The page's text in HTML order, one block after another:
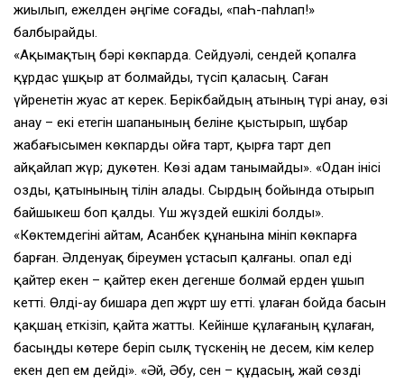
жиылып, ежелден әңгіме соғады, «паҺ-паһлап!»
балбырайды.
«Ақымақтың бәрі көкпарда. Сейдуәлі, сендей қопалға
құрдас ұшқыр ат болмайды, түсіп қаласың. Саған
үйренетін жуас ат керек. Берікбайдың атының түрі анау, өзі
анау – екі етегін шапанының беліне қыстырып, шұбар
жабағысымен көкпарды ойға тарт, қырға тарт деп
айқайлап жүр; дукөтен. Көзі адам танымайды». «Одан інісі
озды, қатынының тілін алады. Сырдың бойында отырып
байшыкеш боп қалды. Үш жүздей ешкілі болды».
«Көктемдегіні айтам, Асанбек құнанына мініп көкпарға
барған. Әлденуақ біреумен ұстасып қалғаны. Қопал еді
қайтер екен – қайтер екен дегенше болмай ерден ұшып
кетті. Өлді-ау бишара деп жұрт шу етті. Құлаған бойда басын
қақшаң еткізіп, қайта жатты. Кейінше құлағаның құлаған,
басыңды көтере беріп сылқ түскенің не десем, кім келер
екен деп ем дейді». «Әй, Әбу, сен – құдасың, жай сөзді